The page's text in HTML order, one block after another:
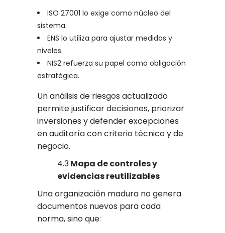
ISO 27001 lo exige como núcleo del
sistema.
ENS lo utiliza para ajustar medidas y
niveles.
NIS2 refuerza su papel como obligación
estratégica.
Un análisis de riesgos actualizado
permite justificar decisiones, priorizar
inversiones y defender excepciones
en auditoría con criterio técnico y de
negocio.
4.3Mapa de controles y
evidencias reutilizables
Una organización madura no genera
documentos nuevos para cada
norma, sino que: